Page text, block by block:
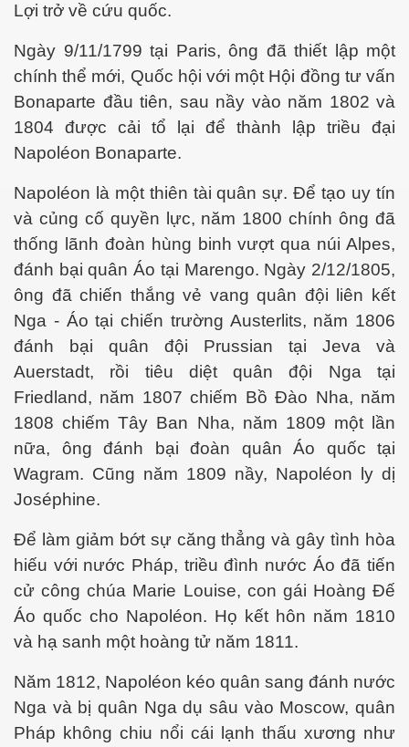
Lợi trở về cứu quốc.
Ngày 9/11/1799 tại Paris, ông đã thiết lập một
chính thể mới, Quốc hội với một Hội đồng tư vấn
Bonaparte đầu tiên, sau nầy vào năm 1802 và
1804 được cải tổ lại để thành lập triều đại
Napoléon Bonaparte.
Napoléon là một thiên tài quân sự. Để tạo uy tín
và củng cố quyền lực, năm 1800 chính ông đã
thống lãnh đoàn hùng binh vượt qua núi Alpes,
đánh bại quân Áo tại Marengo. Ngày 2/12/1805,
ông đã chiến thắng vẻ vang quân đội liên kết
Nga - Áo tại chiến trường Austerlits, năm 1806
đánh bại quân đội Prussian tại Jeva và
Auerstadt, rồi tiêu diệt quân đội Nga tại
Friedland, năm 1807 chiếm Bồ Đào Nha, năm
1808 chiếm Tây Ban Nha, năm 1809 một lần
nữa, ông đánh bại đoàn quân Áo quốc tại
Wagram. Cũng năm 1809 nầy, Napoléon ly dị
Joséphine.
Để làm giảm bớt sự căng thẳng và gây tình hòa
hiếu với nước Pháp, triều đình nước Áo đã tiến
cử công chúa Marie Louise, con gái Hoàng Đế
Áo quốc cho Napoléon. Họ kết hôn năm 1810
và hạ sanh một hoàng tử năm 1811.
Năm 1812, Napoléon kéo quân sang đánh nước
Nga và bị quân Nga dụ sâu vào Moscow, quân
Pháp không chiu nổi cái lạnh thấu xương như
... P2